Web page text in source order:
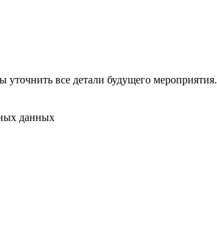
все детали будущего мероприятия.
данных